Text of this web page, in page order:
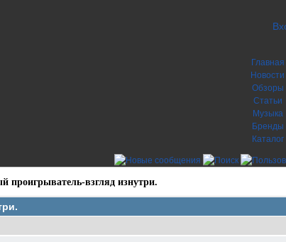
Главная
Новости
Обзоры
Статьи
Музыка
Бренды
Каталог
проигрыватель-взгляд изнутри.